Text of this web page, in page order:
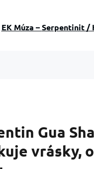
EK Múza – Serpentinit / Hadec / Serpentine /
Gua
vrásky,